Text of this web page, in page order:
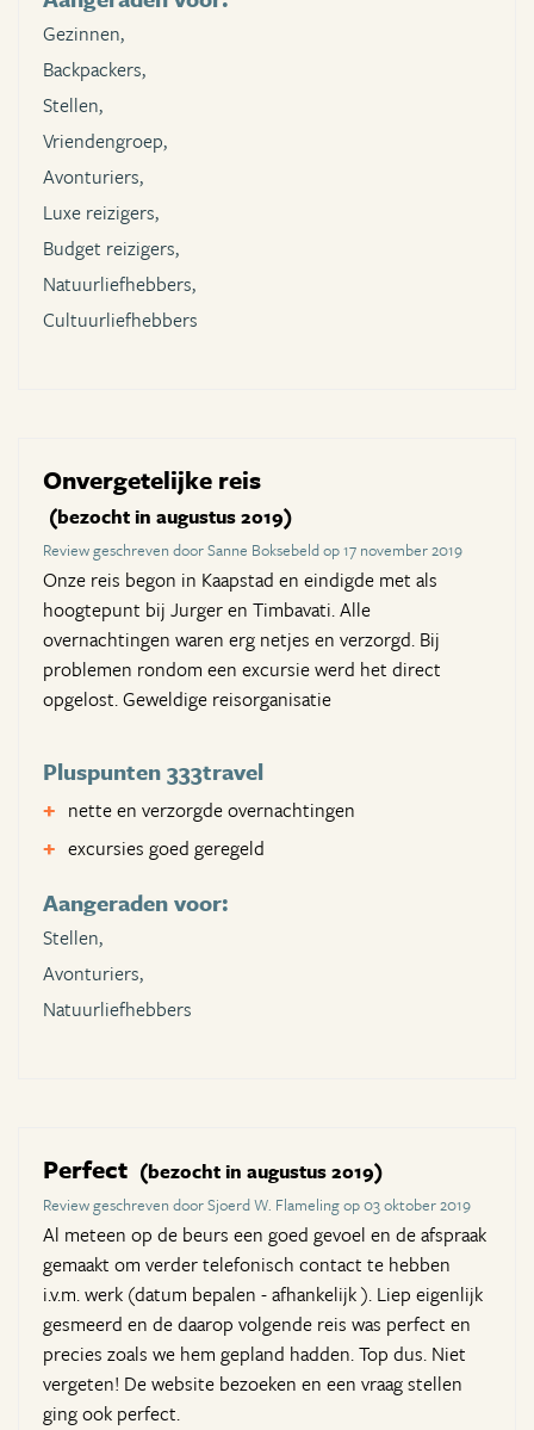
Gezinnen,
Backpackers,
Stellen,
Vriendengroep,
Avonturiers,
Luxe reizigers,
Budget reizigers,
Natuurliefhebbers,
Cultuurliefhebbers
Onvergetelijke reis
(bezocht in augustus 2019)
Review geschreven door Sanne Boksebeld op 17 november 2019
Onze reis begon in Kaapstad en eindigde met als
hoogtepunt bij Jurger en Timbavati. Alle
overnachtingen waren erg netjes en verzorgd. Bij
problemen rondom een excursie werd het direct
opgelost. Geweldige reisorganisatie
Pluspunten 333travel
nette en verzorgde overnachtingen
excursies goed geregeld
Aangeraden voor:
Stellen,
Avonturiers,
Natuurliefhebbers
Perfect (bezocht in augustus 2019)
Review geschreven door Sjoerd W. Flameling op 03 oktober 2019
Al meteen op de beurs een goed gevoel en de afspraak
gemaakt om verder telefonisch contact te hebben
i.v.m. werk (datum bepalen - afhankelijk ). Liep eigenlijk
gesmeerd en de daarop volgende reis was perfect en
precies zoals we hem gepland hadden. Top dus. Niet
vergeten! De website bezoeken en een vraag stellen
ging ook perfect.